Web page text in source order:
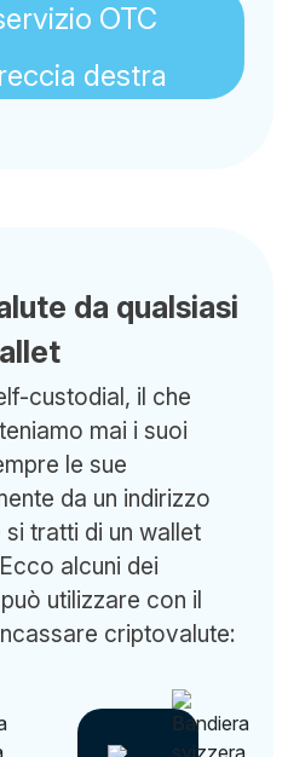
OTC
da qualsiasi
custodial, il che
mai i suoi
le sue
da un indirizzo
tratti di un wallet
alcuni dei
utilizzare con il
criptovalute: